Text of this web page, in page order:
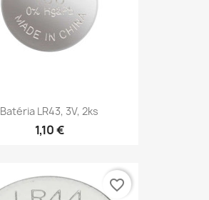
Batéria LR43, 3V, 2ks
1,10 €
favorite_border